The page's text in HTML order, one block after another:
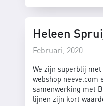
Heleen
Februari, 2020
We zijn superblij
webshop neeve.com
samenwerking met
lijnen zijn kort